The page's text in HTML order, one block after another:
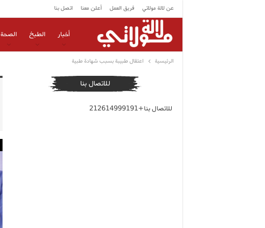
عن لالة مولاتي فريق العمل أعلن معنا اتصل بنا
أخبار الطبخ الصحة
الرئيسية اعتقال طبيبة بسبب شهادة طبية
للاتصال بنا
للاتصال بنا+212614999191